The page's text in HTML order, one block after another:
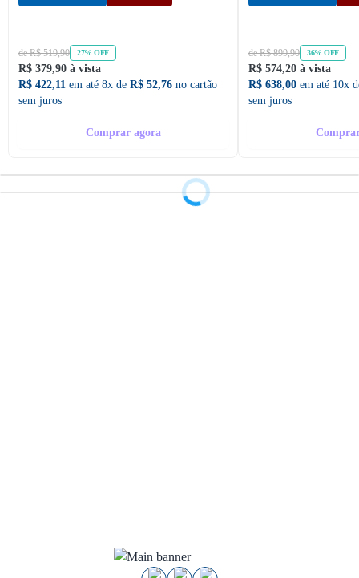
de R$ 519,90 27% OFF
R$ 379,90 à vista
R$ 422,11 em até 8x de R$ 52,76 no cartão
sem juros
Comprar agora
de R$ 899,90 36% OFF
R$ 574,20 à vista
R$ 638,00 em até 10x
sem juros